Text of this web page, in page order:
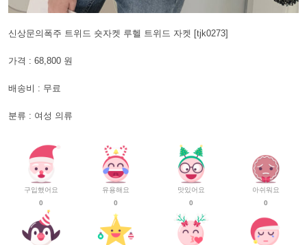
신상문의폭주 트위드 숏자켓 루헬 트위드 자켓 [tjk0273]
가격 : 68,800 원
배송비 : 무료
분류 : 여성 의류
구입했어요
0
유용해요
0
맛있어요
0
아쉬워요
0